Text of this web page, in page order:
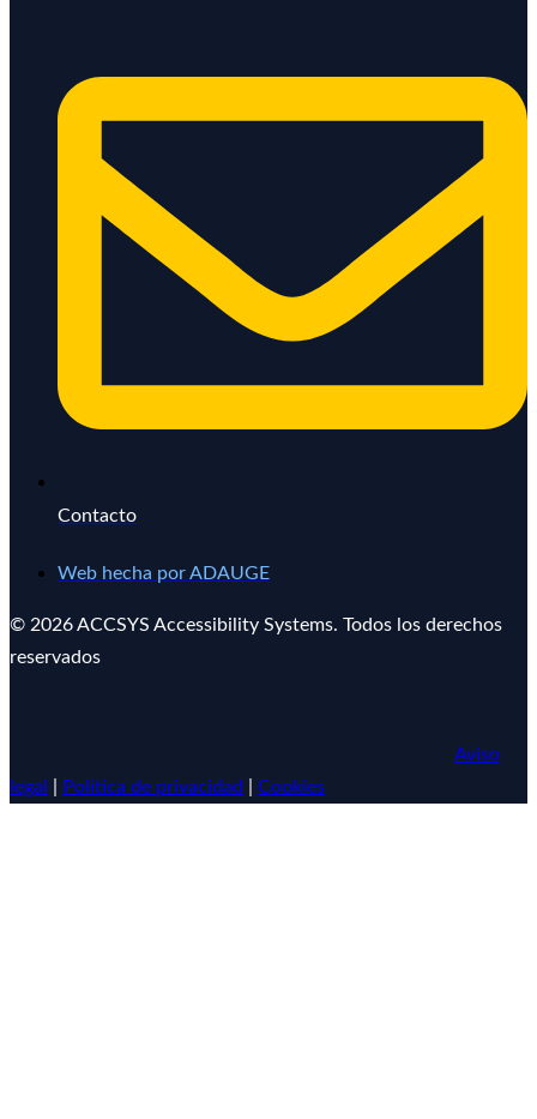
Contacto
Web hecha por ADAUGE
© 2026 ACCSYS Accessibility Systems. Todos los derechos
reservados
Aviso
legal
Política de privacidad Cookies